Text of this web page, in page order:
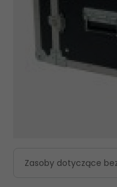
Zasoby dotyczące